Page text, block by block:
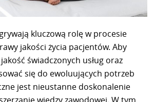
kluczową rolę w procesie
jakości życia pacjentów. Aby
świadczonych usług oraz
się do ewoluujących potrzeb
jest nieustanne doskonalenie